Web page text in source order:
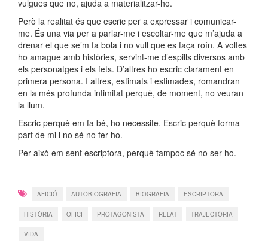
vulgues que no, ajuda a materialitzar-ho.
Però la realitat és que escric per a expressar i comunicar-
me. És una via per a parlar-me i escoltar-me que m’ajuda a
drenar el que se’m fa bola i no vull que es faça roín. A voltes
ho amague amb històries, servint-me d’espills diversos amb
els personatges i els fets. D’altres ho escric clarament en
primera persona. I altres, estimats i estimades, romandran
en la més profunda intimitat perquè, de moment, no veuran
la llum.
Escric perquè em fa bé, ho necessite. Escric perquè forma
part de mi i no sé no fer-ho.
Per això em sent escriptora, perquè tampoc sé no ser-ho.
AFICIÓ AUTOBIOGRAFIA BIOGRAFIA ESCRIPTORA
HISTÒRIA OFICI PROTAGONISTA RELAT TRAJECTÒRIA
VIDA